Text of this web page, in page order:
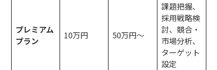
プレミアム
プラン
10万円 50万円～
課題把握、
採用戦略検
討、競合・
市場分析、
ターゲット
設定